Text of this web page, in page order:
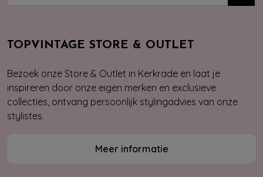
TOPVINTAGE STORE & OUTLET
Bezoek onze Store & Outlet in Kerkrade en laat je
inspireren door onze eigen merken en exclusieve
collecties, ontvang persoonlijk stylingadvies van onze
stylistes.
Meer informatie